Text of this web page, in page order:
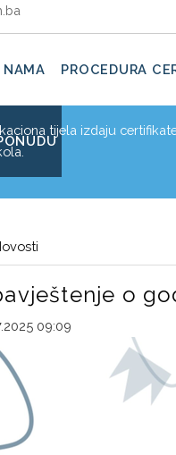
NAMA PROCEDURA
tijela izdaju
o
09:09